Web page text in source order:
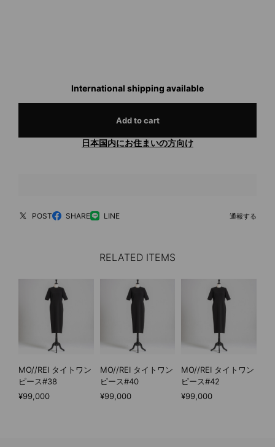
International shipping available
Add to cart
日本国内にお住まいの方向け
POST SHARE LINE 通報する
RELATED ITEMS
MO//REI タイトワン
ピース#38
¥99,000
MO//REI タイトワン
ピース#40
¥99,000
MO//REI タイトワン
ピース#42
¥99,000